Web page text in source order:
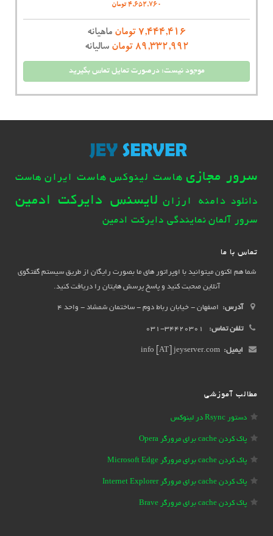
4,652,760 تومان
7,444,416 تومان
ماهیانه
89,332,992 تومان
سالیانه
موجود نیست؛ درصورت تمایل تماس بگیرید
سرور مجازی هاست لینوکس هاست ایران هاست
دانلود دامنه ارزان لایسنس دایرکت ادمین
سرور آلمان نمایندگی دایرکت ادمین
تماس با ما
شما هم اکنون میتوانید با اوپراتور های ما بصورت رایگان از طریق سیستم گفتگوی
آنلاین صحبت کنید و پاسخ پرسش هایتان را دریافت کنید.
آدرس: اصفهان - خیابان رباط دوم - ساختمان شمشاد - واحد 4
تلفن تماس:
ایمیل:
مطالب آموزشی
دستور Rsync در لینوکس
پاک کردن cache برای مرورگر Opera
پاک کردن cache برای مرورگر Microsoft Edge
پاک کردن cache برای مرورگر Internet Explorer
پاک کردن cache برای مرورگر Brave